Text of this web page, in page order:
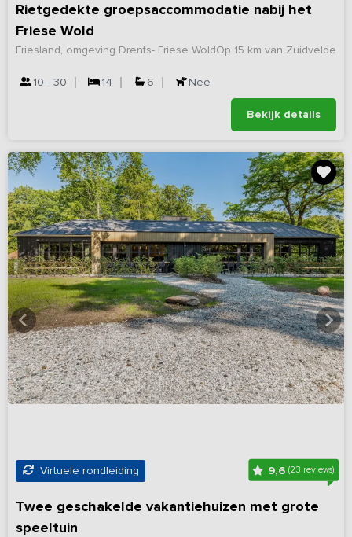
Rietgedekte groepsaccommodatie nabij het
Friese Wold
Op 15 km van Zuidvelde
Friesland, omgeving Drents- Friese Wold
10 - 30 14 6 Nee
Bekijk details
Virtuele rondleiding 9,6 (23 reviews)
Twee geschakelde vakantiehuizen met grote
speeltuin